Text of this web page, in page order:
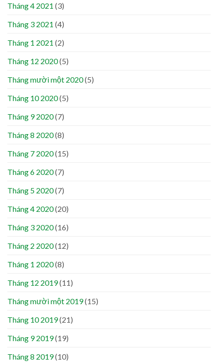
Tháng 4 2021 (3)
Tháng 3 2021 (4)
Tháng 1 2021 (2)
Tháng 12 2020(5)
Tháng mười một 2020(5)
Tháng 10 2020(5)
Tháng 9 2020(7)
Tháng 8 2020(8)
Tháng 7 2020(15)
Tháng 6 2020(7)
Tháng 5 2020(7)
Tháng 4 2020(20)
Tháng 3 2020(16)
Tháng 2 2020(12)
Tháng 1 2020(8)
Tháng 12 2019(11)
Tháng mười một 2019(15)
Tháng 10 2019(21)
Tháng 9 2019(19)
Tháng 8 2019(10)